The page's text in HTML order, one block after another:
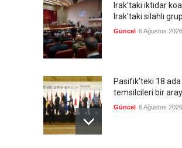
Irak'taki iktidar
Irak'taki silahlı
Güncel 6 Ağustos 2026
Pasifik'teki 18
temsilcileri bir
Güncel 6 Ağustos 2026